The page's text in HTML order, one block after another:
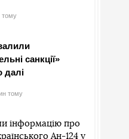
тому
санкції»
далі
тому
інформацію про
Ан-124 у